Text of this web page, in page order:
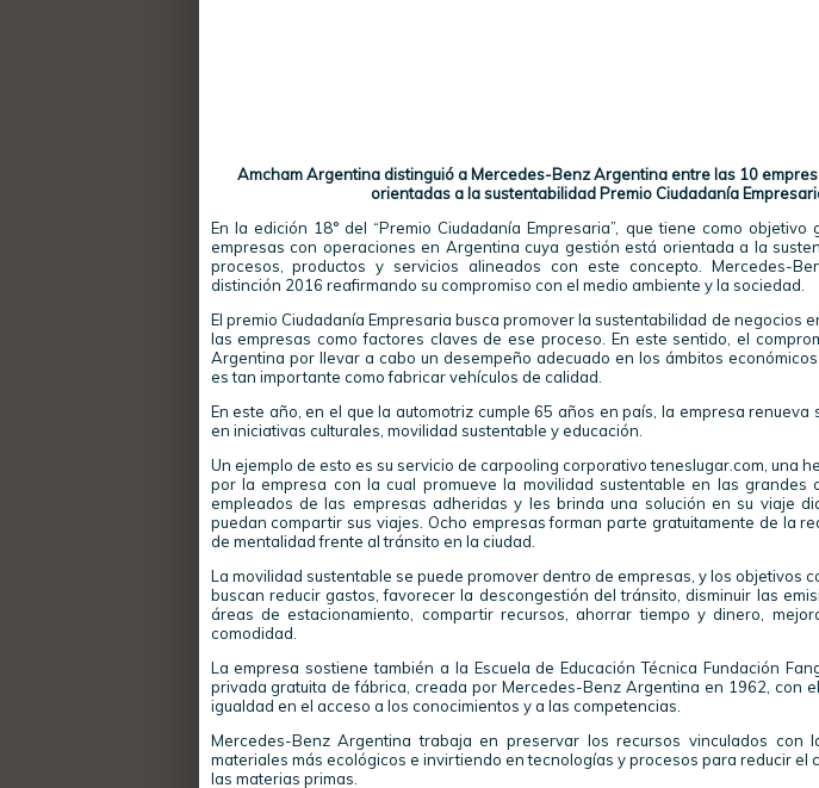
Amcham Argentina distinguió a Mercedes-Benz Argentina entre las 10
orientadas a la sustentabilidad Premio Ciudadanía
En la edición 18° del “Premio Ciudadanía Empresaria”, que tiene como
empresas con operaciones en Argentina cuya gestión está orientada a la
procesos, productos y servicios alineados con este concepto. Mercedes-
distinción 2016 reafirmando su compromiso con el medio ambiente y la sociedad.
El premio Ciudadanía Empresaria busca promover la sustentabilidad de negocios
las empresas como factores claves de ese proceso. En este sentido, el
Argentina por llevar a cabo un desempeño adecuado en los ámbitos
es tan importante como fabricar vehículos de calidad.
En este año, en el que la automotriz cumple 65 años en país, la empresa renueva
en iniciativas culturales, movilidad sustentable y educación.
Un ejemplo de esto es su servicio de carpooling corporativo teneslugar.com, una
por la empresa con la cual promueve la movilidad sustentable en las grandes
empleados de las empresas adheridas y les brinda una solución en su viaje
puedan compartir sus viajes. Ocho empresas forman parte gratuitamente de la
de mentalidad frente al tránsito en la ciudad.
La movilidad sustentable se puede promover dentro de empresas, y los objetivos
buscan reducir gastos, favorecer la descongestión del tránsito, disminuir las
áreas de estacionamiento, compartir recursos, ahorrar tiempo y dinero,
comodidad.
La empresa sostiene también a la Escuela de Educación Técnica Fundación
privada gratuita de fábrica, creada por Mercedes-Benz Argentina en 1962, con
igualdad en el acceso a los conocimientos y a las competencias.
Mercedes-Benz Argentina trabaja en preservar los recursos vinculados con
materiales más ecológicos e invirtiendo en tecnologías y procesos para reducir el
las materias primas.